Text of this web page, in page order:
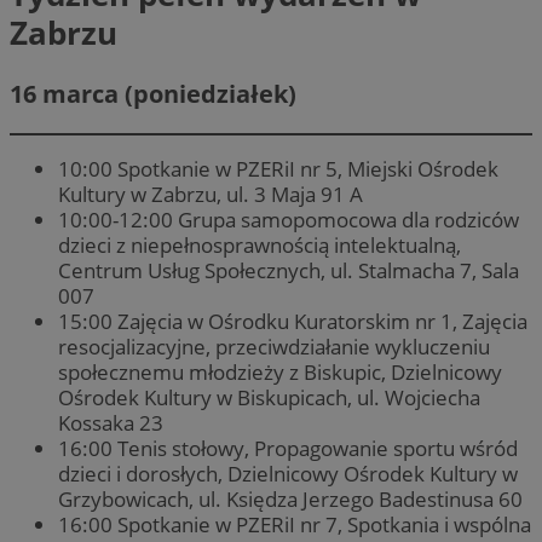
Zabrzu
16 marca (poniedziałek)
10:00 Spotkanie w PZERiI nr 5, Miejski Ośrodek
Kultury w Zabrzu, ul. 3 Maja 91 A
10:00-12:00 Grupa samopomocowa dla rodziców
dzieci z niepełnosprawnością intelektualną,
Centrum Usług Społecznych, ul. Stalmacha 7, Sala
007
15:00 Zajęcia w Ośrodku Kuratorskim nr 1, Zajęcia
resocjalizacyjne, przeciwdziałanie wykluczeniu
społecznemu młodzieży z Biskupic, Dzielnicowy
Ośrodek Kultury w Biskupicach, ul. Wojciecha
Kossaka 23
16:00 Tenis stołowy, Propagowanie sportu wśród
dzieci i dorosłych, Dzielnicowy Ośrodek Kultury w
Grzybowicach, ul. Księdza Jerzego Badestinusa 60
16:00 Spotkanie w PZERiI nr 7, Spotkania i wspólna